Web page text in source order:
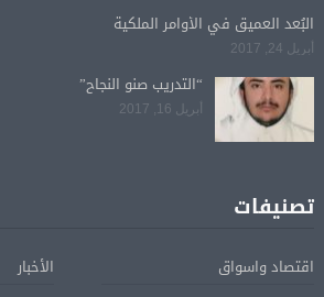
البُعد العميق في الأوامر الملكية
أبريل 24, 2017
“التدريب صنو النجاح”
أبريل 16, 2017
تصنيفات
اقتصاد واسواق
الأخبار